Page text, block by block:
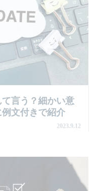
て言う？細かい意
文付きで紹介
2023.9.12